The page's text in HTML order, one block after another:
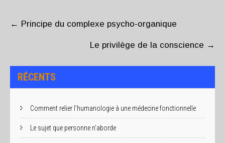
NAVIGATION
← Principe du complexe psycho-organique
Le privilège de la conscience →
RÉCENTS
Comment relier l’humanologie à une médecine fonctionnelle
Le sujet que personne n’aborde